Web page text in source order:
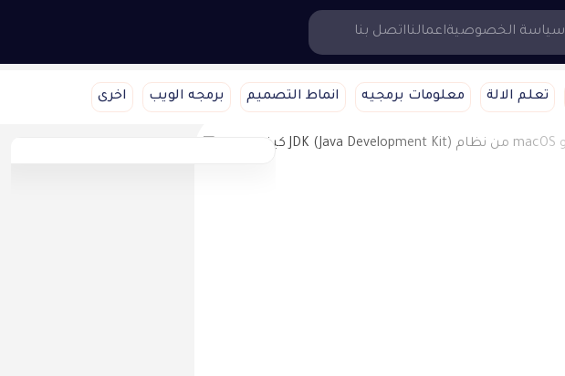
سياسة الخصوصيةاعمالنااتصل بنا
تعلم الالة معلومات برمجيه انماط التصميم برمجه الويب اخرى